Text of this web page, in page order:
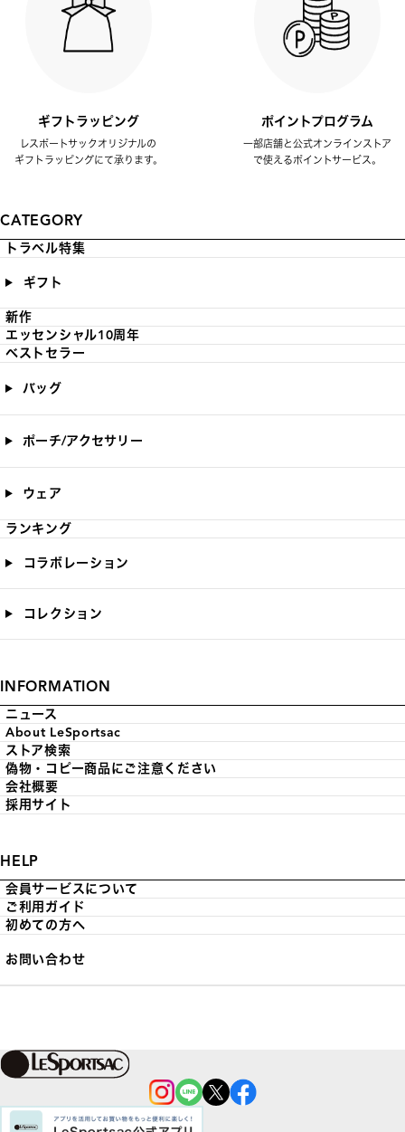
ギフトラッピング
レスポートサックオリジナルの
ギフトラッピングにて承ります。
ポイントプログラム
一部店舗と公式オンラインストア
で使えるポイントサービス。
CATEGORY
トラベル特集
ギフト
新作
エッセンシャル10周年
ベストセラー
バッグ
ポーチ/アクセサリー
ウェア
ランキング
コラボレーション
コレクション
INFORMATION
ニュース
About LeSportsac
ストア検索
偽物・コピー商品にご注意ください
会社概要
採用サイト
HELP
会員サービスについて
ご利用ガイド
初めての方へ
お問い合わせ